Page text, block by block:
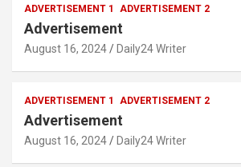
ADVERTISEMENT 1 ADVERTISEMENT 2
Advertisement
August 16, 2024 Daily24 Writer
ADVERTISEMENT 1 ADVERTISEMENT 2
Advertisement
August 16, 2024 Daily24 Writer